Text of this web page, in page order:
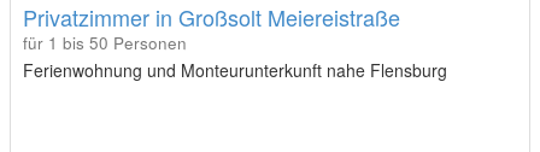
Privatzimmer in Großsolt Meiereistraße
für 1 bis 50 Personen
Ferienwohnung und Monteurunterkunft nahe Flensburg